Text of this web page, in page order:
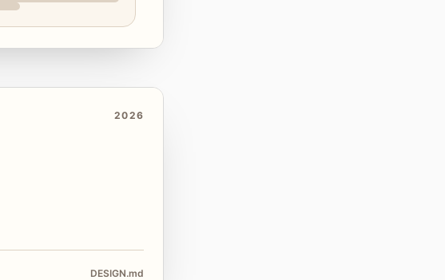
2026
DESIGN.md